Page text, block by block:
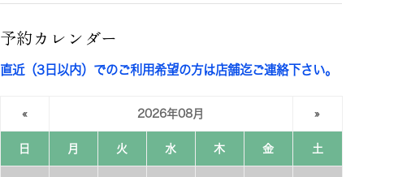
予約カレンダー
直近（3日以内）でのご利用希望の方は店舗迄ご連絡下さい。
« 2026年08月 »
日 月 火 水 木 金 土